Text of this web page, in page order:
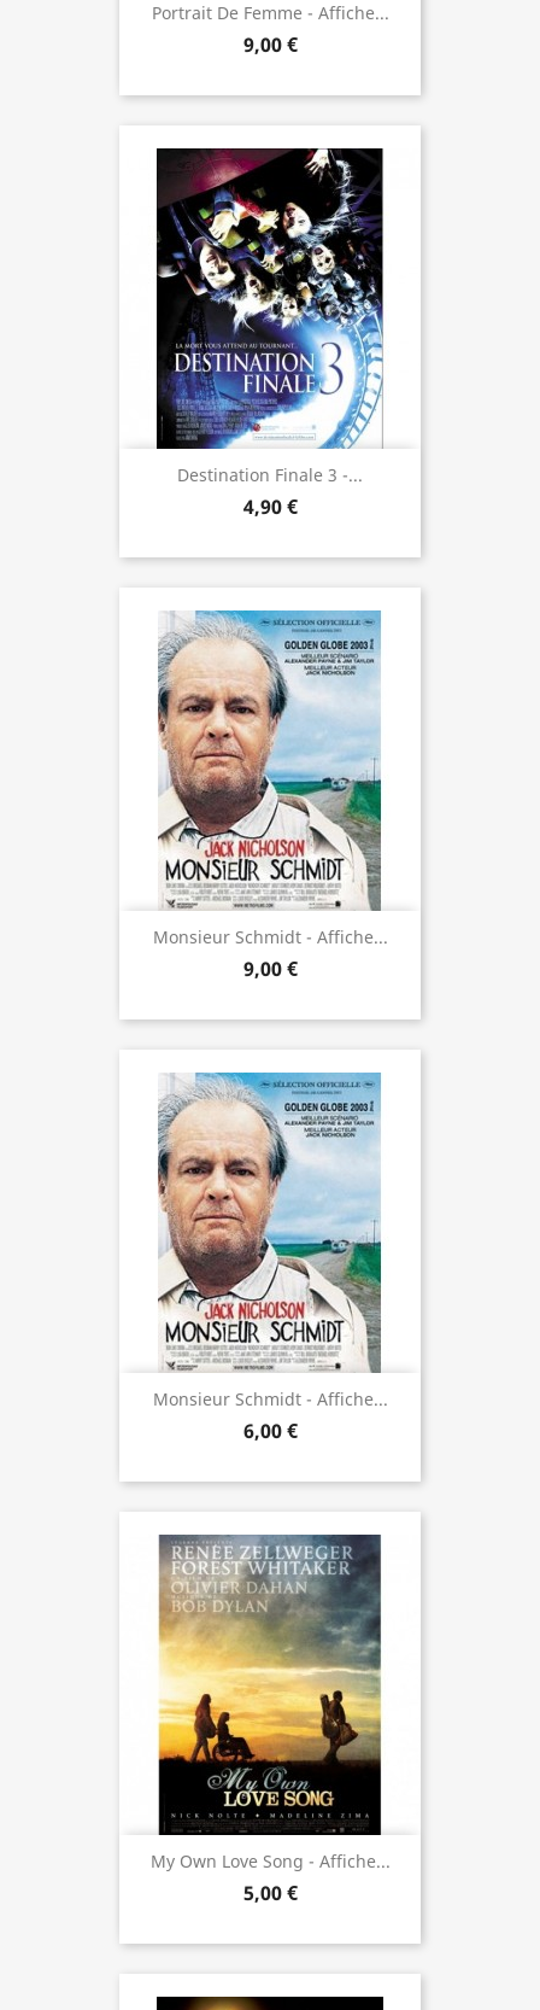
Portrait De Femme - Affiche...
9,00 €
Destination Finale 3 -...
4,90 €
Monsieur Schmidt - Affiche...
9,00 €
Monsieur Schmidt - Affiche...
6,00 €
My Own Love Song - Affiche...
5,00 €